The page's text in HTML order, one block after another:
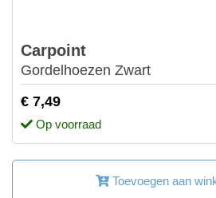
Carpoint
Gordelhoezen Zwart
€ 7,49
Op voorraad
Toevoegen aan